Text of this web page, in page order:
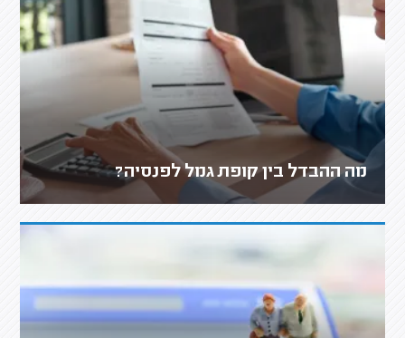
מה ההבדל בין קופת גמל לפנסיה?